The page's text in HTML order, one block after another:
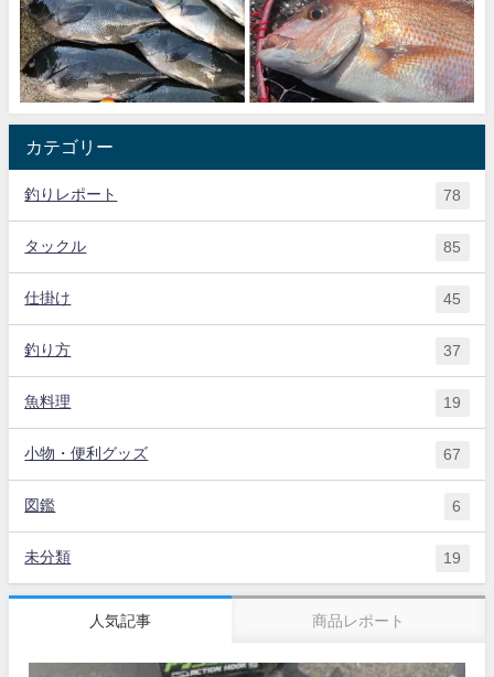
カテゴリー
釣りレポート 78
タックル 85
仕掛け 45
釣り方 37
魚料理 19
小物・便利グッズ 67
図鑑 6
未分類 19
人気記事 商品レポート